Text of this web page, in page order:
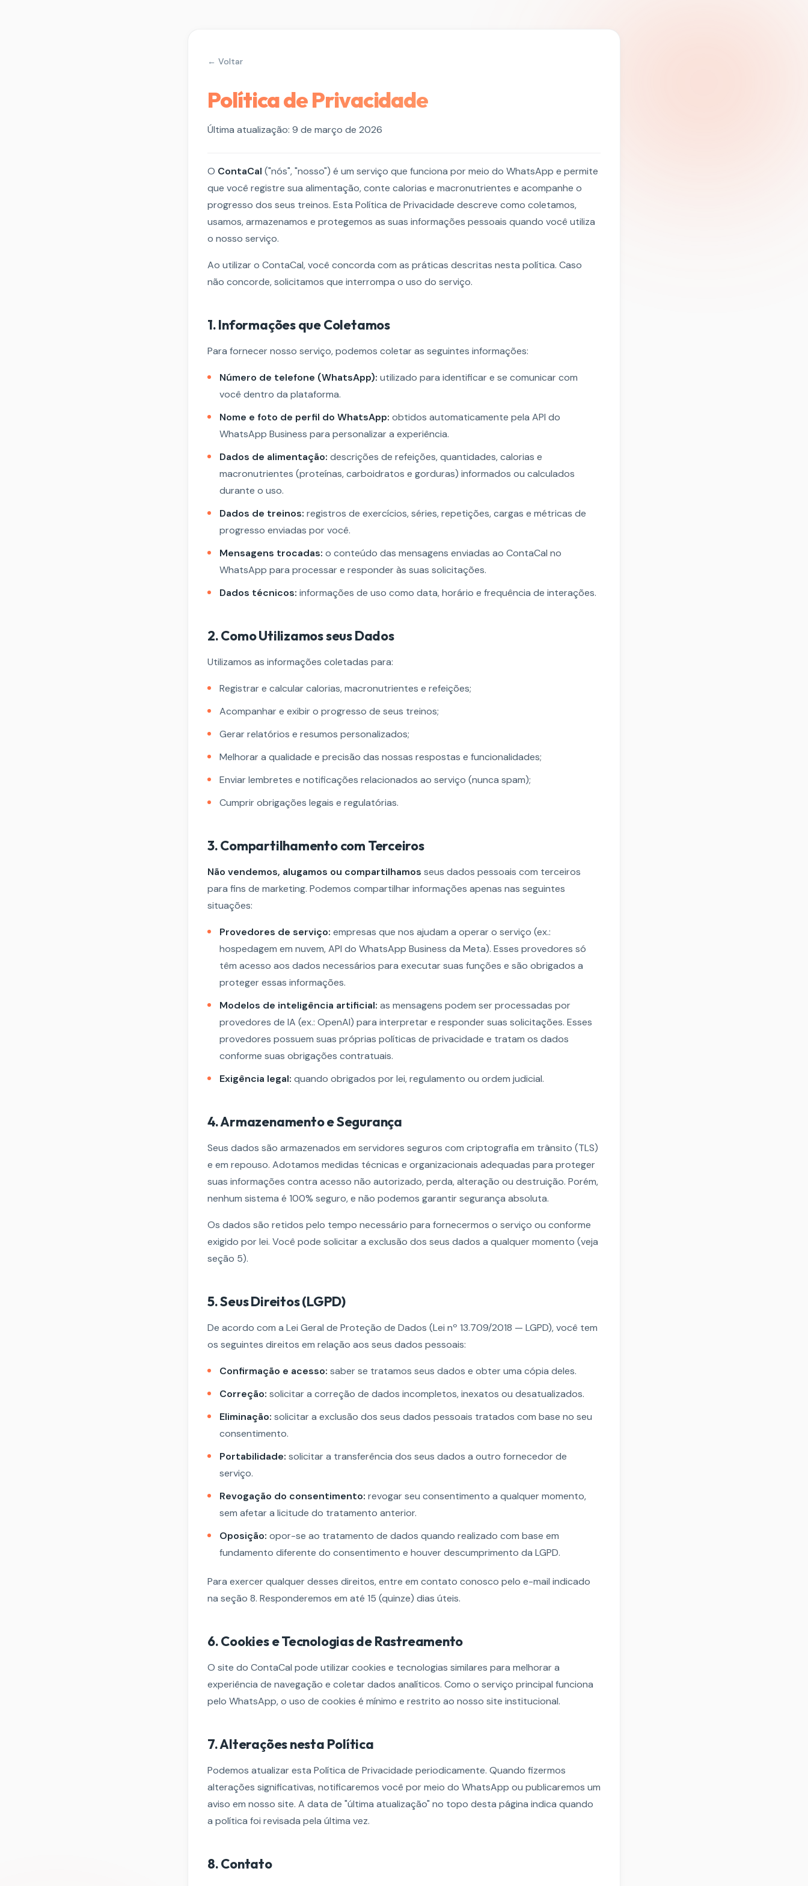
← Voltar
Política de Privacidade
Última atualização: 9 de março de 2026
O ContaCal ("nós", "nosso") é um serviço que funciona por meio do WhatsApp e permite
que você registre sua alimentação, conte calorias e macronutrientes e acompanhe o
progresso dos seus treinos. Esta Política de Privacidade descreve como coletamos,
usamos, armazenamos e protegemos as suas informações pessoais quando você utiliza
o nosso serviço.
Ao utilizar o ContaCal, você concorda com as práticas descritas nesta política. Caso
não concorde, solicitamos que interrompa o uso do serviço.
1. Informações que Coletamos
Para fornecer nosso serviço, podemos coletar as seguintes informações:
Número de telefone (WhatsApp): utilizado para identificar e se comunicar com
você dentro da plataforma.
Nome e foto de perfil do WhatsApp: obtidos automaticamente pela API do
WhatsApp Business para personalizar a experiência.
Dados de alimentação: descrições de refeições, quantidades, calorias e
macronutrientes (proteínas, carboidratos e gorduras) informados ou calculados
durante o uso.
Dados de treinos: registros de exercícios, séries, repetições, cargas e métricas de
progresso enviadas por você.
Mensagens trocadas: o conteúdo das mensagens enviadas ao ContaCal no
WhatsApp para processar e responder às suas solicitações.
Dados técnicos: informações de uso como data, horário e frequência de interações.
2. Como Utilizamos seus Dados
Utilizamos as informações coletadas para:
Registrar e calcular calorias, macronutrientes e refeições;
Acompanhar e exibir o progresso de seus treinos;
Gerar relatórios e resumos personalizados;
Melhorar a qualidade e precisão das nossas respostas e funcionalidades;
Enviar lembretes e notificações relacionados ao serviço (nunca spam);
Cumprir obrigações legais e regulatórias.
3. Compartilhamento com Terceiros
Não vendemos, alugamos ou compartilhamos seus dados pessoais com terceiros
para fins de marketing. Podemos compartilhar informações apenas nas seguintes
situações:
Provedores de serviço: empresas que nos ajudam a operar o serviço (ex.:
hospedagem em nuvem, API do WhatsApp Business da Meta). Esses provedores só
têm acesso aos dados necessários para executar suas funções e são obrigados a
proteger essas informações.
Modelos de inteligência artificial: as mensagens podem ser processadas por
provedores de IA (ex.: OpenAI) para interpretar e responder suas solicitações. Esses
provedores possuem suas próprias políticas de privacidade e tratam os dados
conforme suas obrigações contratuais.
Exigência legal: quando obrigados por lei, regulamento ou ordem judicial.
4. Armazenamento e Segurança
Seus dados são armazenados em servidores seguros com criptografia em trânsito (TLS)
e em repouso. Adotamos medidas técnicas e organizacionais adequadas para proteger
suas informações contra acesso não autorizado, perda, alteração ou destruição. Porém,
nenhum sistema é 100% seguro, e não podemos garantir segurança absoluta.
Os dados são retidos pelo tempo necessário para fornecermos o serviço ou conforme
exigido por lei. Você pode solicitar a exclusão dos seus dados a qualquer momento (veja
seção 5).
5. Seus Direitos (LGPD)
De acordo com a Lei Geral de Proteção de Dados (Lei nº 13.709/2018 — LGPD), você tem
os seguintes direitos em relação aos seus dados pessoais:
Confirmação e acesso: saber se tratamos seus dados e obter uma cópia deles.
Correção: solicitar a correção de dados incompletos, inexatos ou desatualizados.
Eliminação: solicitar a exclusão dos seus dados pessoais tratados com base no seu
consentimento.
Portabilidade: solicitar a transferência dos seus dados a outro fornecedor de
serviço.
Revogação do consentimento: revogar seu consentimento a qualquer momento,
sem afetar a licitude do tratamento anterior.
Oposição: opor-se ao tratamento de dados quando realizado com base em
fundamento diferente do consentimento e houver descumprimento da LGPD.
Para exercer qualquer desses direitos, entre em contato conosco pelo e-mail indicado
na seção 8. Responderemos em até 15 (quinze) dias úteis.
6. Cookies e Tecnologias de Rastreamento
O site do ContaCal pode utilizar cookies e tecnologias similares para melhorar a
experiência de navegação e coletar dados analíticos. Como o serviço principal funciona
pelo WhatsApp, o uso de cookies é mínimo e restrito ao nosso site institucional.
7. Alterações nesta Política
Podemos atualizar esta Política de Privacidade periodicamente. Quando fizermos
alterações significativas, notificaremos você por meio do WhatsApp ou publicaremos um
aviso em nosso site. A data de "última atualização" no topo desta página indica quando
a política foi revisada pela última vez.
8. Contato